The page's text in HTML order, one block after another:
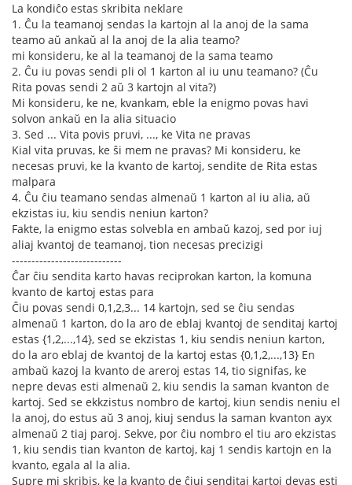
La kondiĉo estas skribita neklare
1. Ĉu la teamanoj sendas la kartojn al la anoj de la sama
teamo aŭ ankaŭ al la anoj de la alia teamo?
mi konsideru, ke al la teamanoj de la sama teamo
2. Ĉu iu povas sendi pli ol 1 karton al iu unu teamano? (Ĉu
Rita povas sendi 2 aŭ 3 kartojn al vita?)
Mi konsideru, ke ne, kvankam, eble la enigmo povas havi
solvon ankaŭ en la alia situacio
3. Sed ... Vita povis pruvi, ..., ke Vita ne pravas
Kial vita pruvas, ke ŝi mem ne pravas? Mi konsideru, ke
necesas pruvi, ke la kvanto de kartoj, sendite de Rita estas
malpara
4. Ĉu ĉiu teamano sendas almenaŭ 1 karton al iu alia, aŭ
ekzistas iu, kiu sendis neniun karton?
Fakte, la enigmo estas solvebla en ambaŭ kazoj, sed por iuj
aliaj kvantoj de teamanoj, tion necesas precizigi
----------------------------
Ĉar ĉiu sendita karto havas reciprokan karton, la komuna
kvanto de kartoj estas para
Ĉiu povas sendi 0,1,2,3... 14 kartojn, sed se ĉiu sendas
almenaŭ 1 karton, do la aro de eblaj kvantoj de senditaj kartoj
estas {1,2,...,14}, sed se ekzistas 1, kiu sendis neniun karton,
do la aro eblaj de kvantoj de la kartoj estas {0,1,2,...,13} En
ambaŭ kazoj la kvanto de areroj estas 14, tio signifas, ke
nepre devas esti almenaŭ 2, kiu sendis la saman kvanton de
kartoj. Sed se ekkzistus nombro de kartoj, kiun sendis neniu el
la anoj, do estus aŭ 3 anoj, kiuj sendus la saman kvanton ayx
almenaŭ 2 tiaj paroj. Sekve, por ĉiu nombro el tiu aro ekzistas
1, kiu sendis tian kvanton de kartoj, kaj 1 sendis kartojn en la
kvanto, egala al la alia.
Supre mi skribis, ke la kvanto de ĉiuj senditaj kartoj devas esti